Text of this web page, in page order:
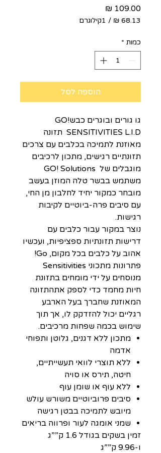
/ 1קילוגרם
לכל
1
Kilogram
כמות *
הוספה לסל
גו גורים ובוגרים כבשGO!
SENSITIVITIES L.I.D תזונה
מאוזנת לתמיכה בכלבים עם צרכים
תזונתיים רגישים, מתכון לרכיבים
מוגבלים של GO! Solutions
משתמש בבשר טלה המוזן בעשב
מובחר כמקור יחיד לחלבון מן החי,
עם סיבים פרה-ביוטיים לקיבות
רגישות.
נוצר במקור עבור כלבים עם
דרישות תזונתיות ספציפיות, ועכשיו
אהוב על כלבים בכל מקום, Go!
פתרונות מתכוני Sensitivities
מנוסחים על ידי מומחים בתזונת
חיות מחמד כדי לספק אתהתזונה
המאוזנת שחברך בעל הארבע
רגליים יכול להזדקק לו, אך תוך
שימוש בכמה שפחות מרכיבים.
מתכון ללא דגנים, גלוטן ותפוחי
אדמה
ללא תוצרי לוואי תעשייתיים,
חיטה, תירס או סויה
ללא עוף או שומן עוף
סיבים פרוביוטיים משורש עולש
מיובש לתמיכה בבטן רגישה
שמני אומגה לעור ופרווה בריאים
זמין בשקים בגודל 1.6 ק””ג
ו-9.96 ק””ג